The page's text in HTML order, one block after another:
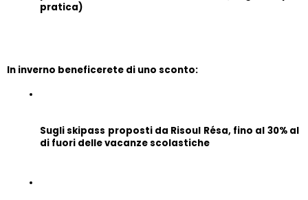
pratica)
In inverno beneficerete di uno sconto:
Sugli skipass proposti da Risoul Résa, fino al 30% al
di fuori delle vacanze scolastiche